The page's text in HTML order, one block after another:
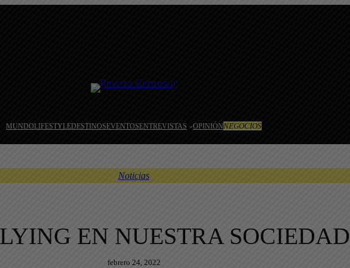
MUNDOLIFESTYLEDESTINOSEVENTOSENTREVISTAS OPINIÓNNEGOCIOS
Noticias
EN NUESTRA SOCIEDAD
febrero 24, 2022